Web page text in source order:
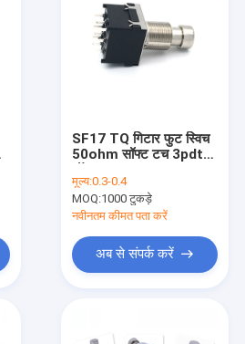
SF17 TQ गिटार फुट स्विच
50ohm सॉफ्ट टच 3pdt
मूल्य:0.3-0.4
MOQ:1000 टुकड़े
नवीनतम कीमत पता करें
अब से संपर्क करें